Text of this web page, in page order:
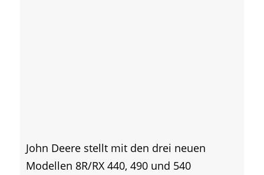
John Deere stellt mit den drei neuen
Modellen 8R/RX 440, 490 und 540